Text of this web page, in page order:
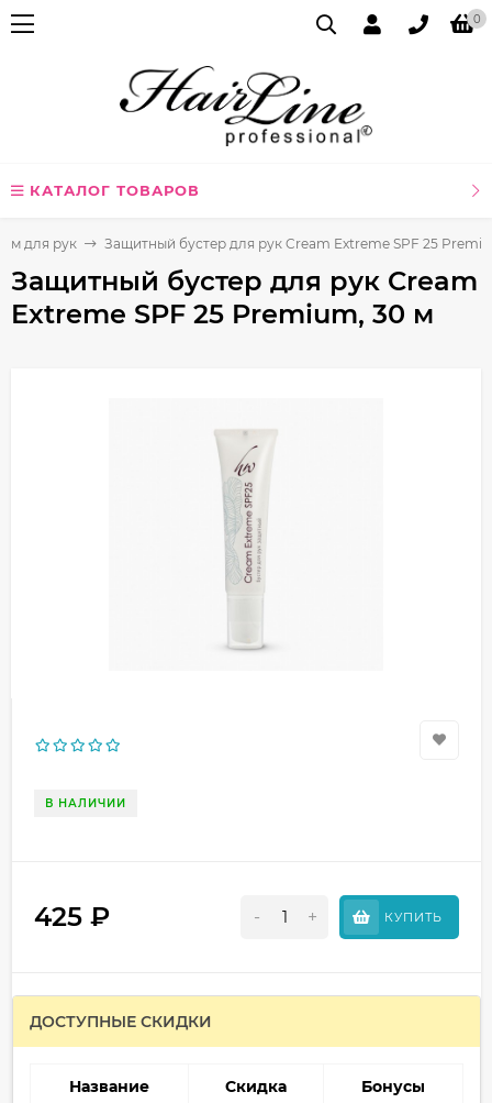
0
КАТАЛОГ ТОВАРОВ
для рук Защитный бустер для рук Cream Extreme SPF 25
Защитный бустер для рук Cream
Extreme SPF 25 Premium, 30 м
В НАЛИЧИИ
425 ₽ - + КУПИТЬ
ДОСТУПНЫЕ СКИДКИ
Название Скидка Бонусы